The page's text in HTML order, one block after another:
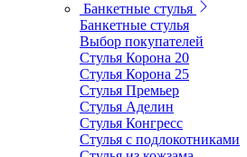
Банкетные стулья
Банкетные стулья
Выбор покупателей
Стулья Корона 20
Стулья Корона 25
Стулья Премьер
Стулья Аделин
Стулья Конгресс
Стулья с подлокотниками